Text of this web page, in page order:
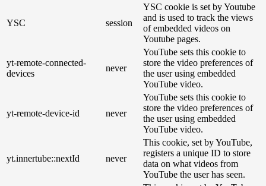
YSC session
YSC cookie is set by Youtube
and is used to track the views
of embedded videos on
Youtube pages.
yt-remote-connected-
devices
never
YouTube sets this cookie to
store the video preferences of
the user using embedded
YouTube video.
yt-remote-device-id never
YouTube sets this cookie to
store the video preferences of
the user using embedded
YouTube video.
yt.innertube::nextId never
This cookie, set by YouTube,
registers a unique ID to store
data on what videos from
YouTube the user has seen.